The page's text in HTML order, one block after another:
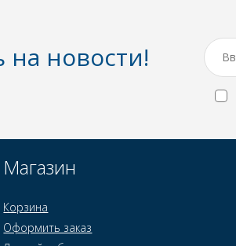
новости!
Магазин
Корзина
Оформить заказ